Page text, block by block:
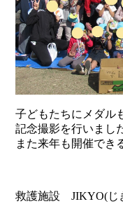
子どもたちにメダル
記念撮影を行いまし
また来年も開催でき
救護施設 JIKYO(じ